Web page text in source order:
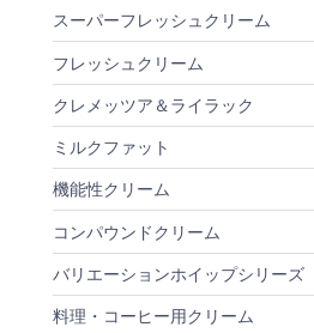
スーパーフレッシュクリーム
フレッシュクリーム
クレメッツア＆ライラック
ミルクファット
機能性クリーム
コンパウンドクリーム
バリエーションホイップシリーズ
料理・コーヒー用クリーム